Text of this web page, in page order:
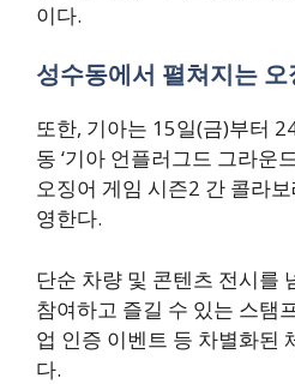
이다.
성수동에서 펼쳐지는 오
또한, 기아는 15일(금)부터
동 ‘기아 언플러그드 그라운
오징어 게임 시즌2 간 콜라
영한다.
단순 차량 및 콘텐츠 전시를
참여하고 즐길 수 있는 스탬
업 인증 이벤트 등 차별화된
다.